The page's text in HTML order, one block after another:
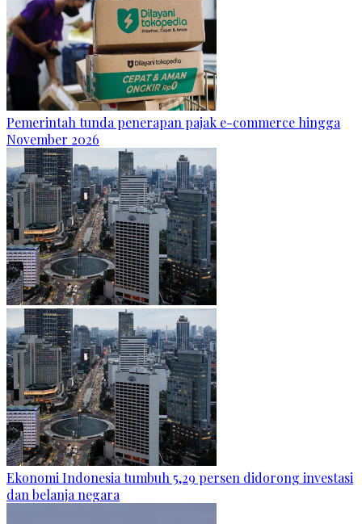
Pemerintah tunda penerapan pajak e-commerce hingga
November 2026
Ekonomi Indonesia tumbuh 5,29 persen didorong investasi
dan belanja negara